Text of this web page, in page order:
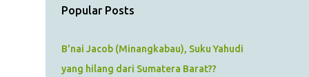
Popular Posts
B'nai Jacob (Minangkabau), Suku Yahudi
yang hilang dari Sumatera Barat??